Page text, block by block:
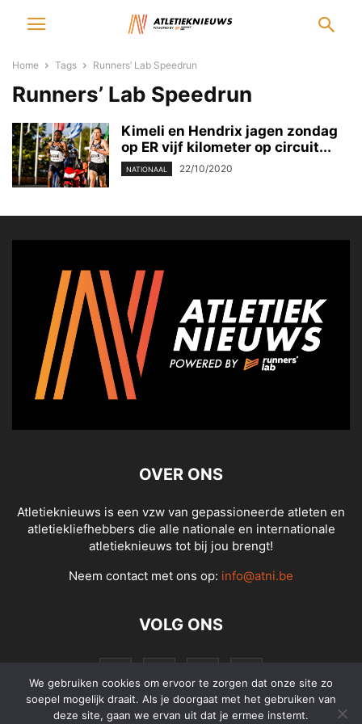
Home Tags Runners’ Lab Speedrun
Runners’ Lab Speedrun
Kimeli en Hendrix jagen zondag
op ER vijf kilometer op circuit...
NATIONAAL 22/10/2020
OVER ONS
Atletieknieuws is een vzw van gepassioneerde atleten en
atletiekliefhebbers die alle nationale en internationale
atletieknieuws tot bij jou brengt!
Neem contact met ons op: info@atni.be
VOLG ONS
We gebruiken cookies om ervoor te zorgen dat onze site zo
soepel mogelijk draait. Als je doorgaat met het gebruiken van
deze site, gaan we ervan uit dat je ermee instemt.